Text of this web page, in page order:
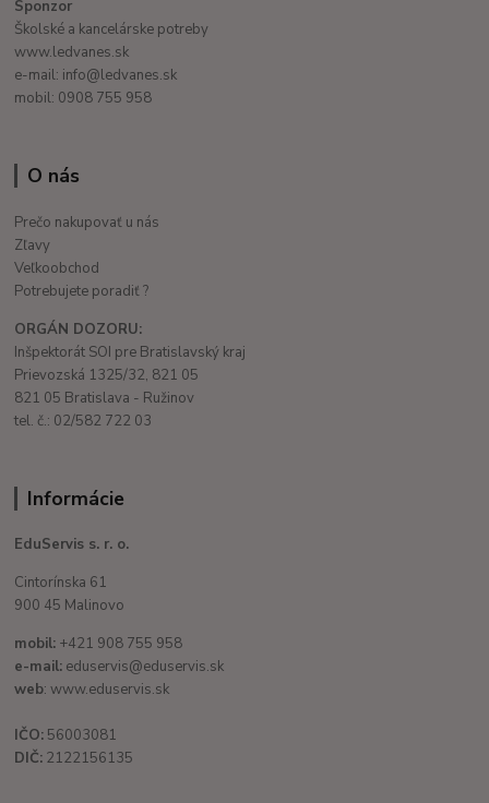
Sponzor
Školské a kancelárske potreby
www.ledvanes.sk
e-mail: info@ledvanes.sk
mobil: 0908 755 958
O nás
Prečo nakupovať u nás
Zľavy
Veľkoobchod
Potrebujete poradiť ?
ORGÁN DOZORU:
Inšpektorát SOI pre Bratislavský kraj
Prievozská 1325/32, 821 05
821 05 Bratislava - Ružinov
tel. č.: 02/582 722 03
Informácie
EduServis s. r. o.
Cintorínska 61
900 45 Malinovo
mobil: +421 908 755 958
e-mail: eduservis@eduservis.sk
web: www.eduservis.sk
IČO: 56003081
DIČ: 2122156135